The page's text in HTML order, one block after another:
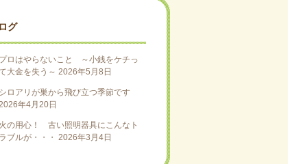
グ
プロはやらないこと ～小銭をケチっ
大金を失う～ 2026年5月8日
シロアリが巣から飛び立つ季節です
2026年4月20日
火の用心！ 古い照明器具にこんなト
ラブルが・・・
2026年3月4日